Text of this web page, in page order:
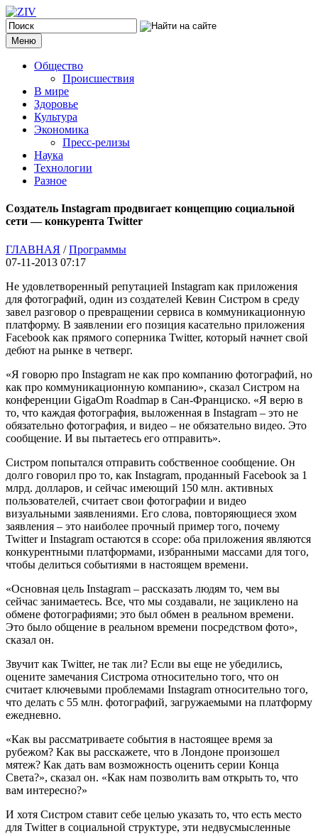
Меню
Общество
Происшествия
В мире
Здоровье
Культура
Экономика
Пресс-релизы
Наука
Технологии
Разное
Создатель Instagram продвигает концепцию социальной
сети — конкурента Twitter
ГЛАВНАЯ /Программы
07-11-2013 07:17
Не удовлетворенный репутацией Instagram как приложения
для фотографий, один из создателей Кевин Систром в среду
завел разговор о превращении сервиса в коммуникационную
платформу. В заявлении его позиция касательно приложения
Facebook как прямого соперника Twitter, который начнет свой
дебют на рынке в четверг.
«Я говорю про Instagram не как про компанию фотографий, но
как про коммуникационную компанию», сказал Систром на
конференции GigaOm Roadmap в Сан-Франциско. «Я верю в
то, что каждая фотография, выложенная в Instagram – это не
обязательно фотография, и видео – не обязательно видео. Это
сообщение. И вы пытаетесь его отправить».
Систром попытался отправить собственное сообщение. Он
долго говорил про то, как Instagram, проданный Facebook за 1
млрд. долларов, и сейчас имеющий 150 млн. активных
пользователей, считает свои фотографии и видео
визуальными заявлениями. Его слова, повторяющиеся эхом
заявления – это наиболее прочный пример того, почему
Twitter и Instagram остаются в ссоре: оба приложения являются
конкурентными платформами, избранными массами для того,
чтобы делиться событиями в настоящем времени.
«Основная цель Instagram – рассказать людям то, чем вы
сейчас занимаетесь. Все, что мы создавали, не зациклено на
обмене фотографиями; это был обмен в реальном времени.
Это было общение в реальном времени посредством фото»,
сказал он.
Звучит как Twitter, не так ли? Если вы еще не убедились,
оцените замечания Систрома относительно того, что он
считает ключевыми проблемами Instagram относительно того,
что делать с 55 млн. фотографий, загружаемыми на платформу
ежедневно.
«Как вы рассматриваете события в настоящее время за
рубежом? Как вы расскажете, что в Лондоне произошел
мятеж? Как дать вам возможность оценить серии Конца
Света?», сказал он. «Как нам позволить вам открыть то, что
вам интересно?»
И хотя Систром ставит себе целью указать то, что есть место
для Twitter в социальной структуре, эти недвусмысленные